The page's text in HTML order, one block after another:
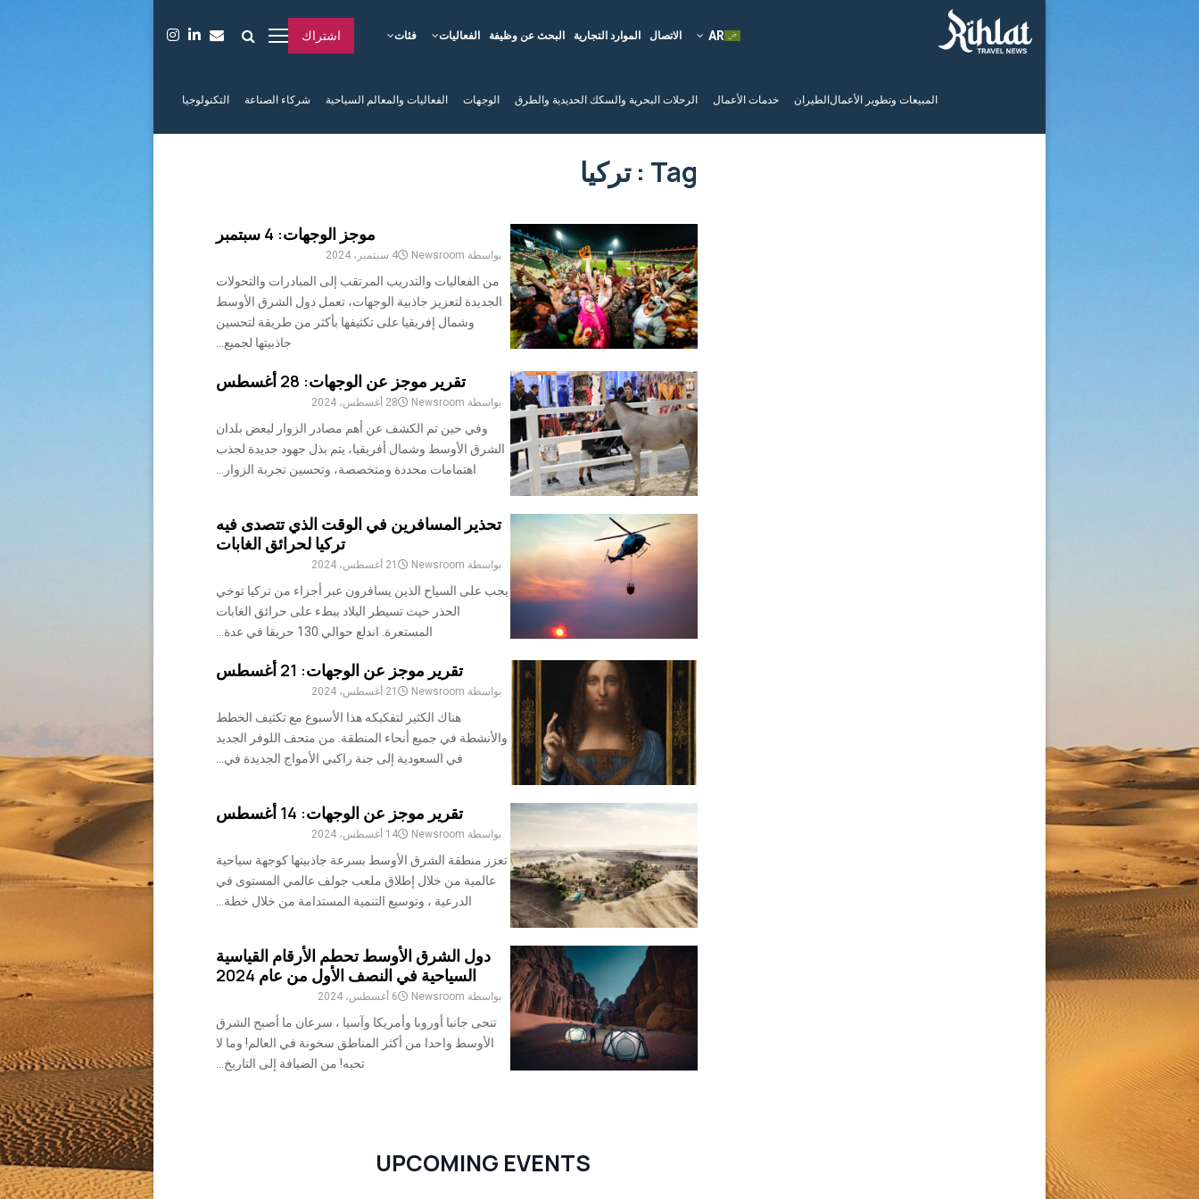
فئات الفعاليات البحث عن وظيفة الموارد التجارية الاتصال اشتراك
المبيعات وتطوير الأعمال الطيران خدمات الأعمال الرحلات البحرية والسكك الحديدية والطرق الوجهات الفعاليات والمعالم السياحية شركاء الصناعة التكنولوجيا
Tag : تركيا
موجز الوجهات: 4 سبتمبر
بواسطة Newsroom 4 سبتمبر، 2024
من الفعاليات والتدريب المرتقب إلى المبادرات والتحولات
الجديدة لتعزيز جاذبية الوجهات، تعمل دول الشرق الأوسط
وشمال إفريقيا على تكثيفها بأكثر من طريقة لتحسين
جاذبيتها لجميع...
تقرير موجز عن الوجهات: 28 أغسطس
بواسطة Newsroom 28 أغسطس، 2024
وفي حين تم الكشف عن أهم مصادر الزوار لبعض بلدان
الشرق الأوسط وشمال أفريقيا، يتم بذل جهود جديدة لجذب
اهتمامات محددة ومتخصصة، وتحسين تجربة الزوار...
تحذير المسافرين في الوقت الذي تتصدى فيه
تركيا لحرائق الغابات
بواسطة Newsroom 21 أغسطس، 2024
يجب على السياح الذين يسافرون عبر أجزاء من تركيا توخي
الحذر حيث تسيطر البلاد ببطء على حرائق الغابات
المستعرة. اندلع حوالي 130 حريقا في عدة...
تقرير موجز عن الوجهات: 21 أغسطس
بواسطة Newsroom 21 أغسطس، 2024
هناك الكثير لتفكيكه هذا الأسبوع مع تكثيف الخطط
والأنشطة في جميع أنحاء المنطقة. من متحف اللوفر الجديد
في السعودية إلى جنة راكبي الأمواج الجديدة في...
تقرير موجز عن الوجهات: 14 أغسطس
بواسطة Newsroom 14 أغسطس، 2024
تعزز منطقة الشرق الأوسط بسرعة جاذبيتها كوجهة سياحية
عالمية من خلال إطلاق ملعب جولف عالمي المستوى في
الدرعية ، وتوسيع التنمية المستدامة من خلال خطة...
دول الشرق الأوسط تحطم الأرقام القياسية
السياحية في النصف الأول من عام 2024
بواسطة Newsroom 6 أغسطس، 2024
تنحى جانبا أوروبا وأمريكا وآسيا ، سرعان ما أصبح الشرق
الأوسط واحدا من أكثر المناطق سخونة في العالم! وما لا
تحبه! من الضيافة إلى التاريخ...
UPCOMING EVENTS